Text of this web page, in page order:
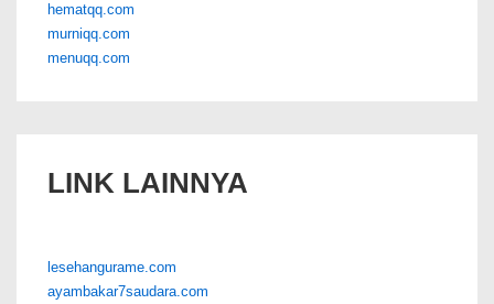
hematqq.com
murniqq.com
menuqq.com
LINK LAINNYA
lesehangurame.com
ayambakar7saudara.com